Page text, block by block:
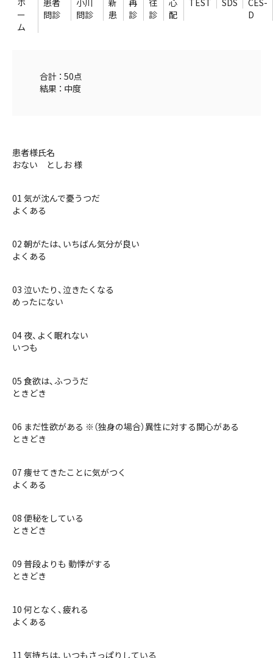
ー
ム
問診
問診
患
診
診
配
D
合計 ： 50点
結果 ： 中度
患者様氏名
おない としお 様
01 気が沈んで憂うつだ
よくある
02 朝がたは、いちばん気分が良い
よくある
03 泣いたり、泣きたくなる
めったにない
04 夜、よく眠れない
いつも
05 食欲は、ふつうだ
ときどき
06 まだ性欲がある ※（独身の場合）異性に対する関心がある
ときどき
07 痩せてきたことに気がつく
よくある
08 便秘をしている
ときどき
09 普段よりも 動悸がする
ときどき
10 何となく、疲れる
よくある
11 気持ちは、いつもさっぱりしている